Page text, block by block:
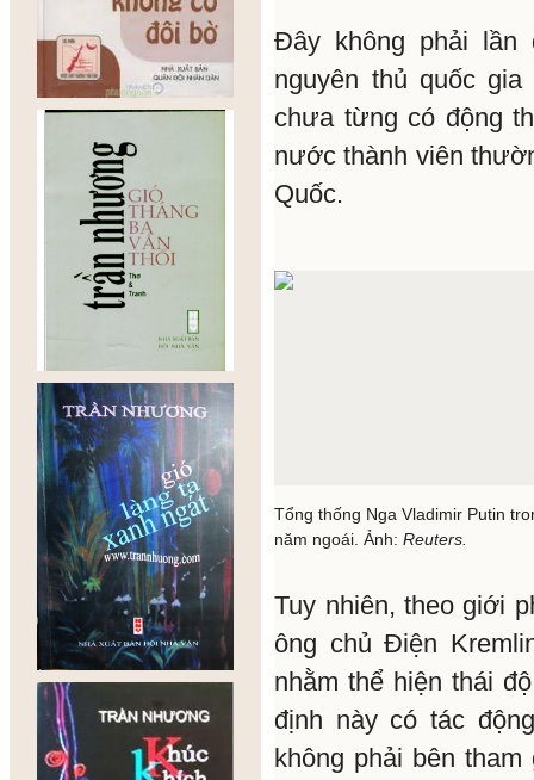
Đây không phải lần
nguyên thủ quốc
chưa từng có động
nước thành viên
Quốc.
Tổng thống Nga Vladimir Putin
năm ngoái. Ảnh:Reuters.
Tuy nhiên, theo giới
ông chủ Điện
nhằm thể hiện thái
định này có tác
không phải bên